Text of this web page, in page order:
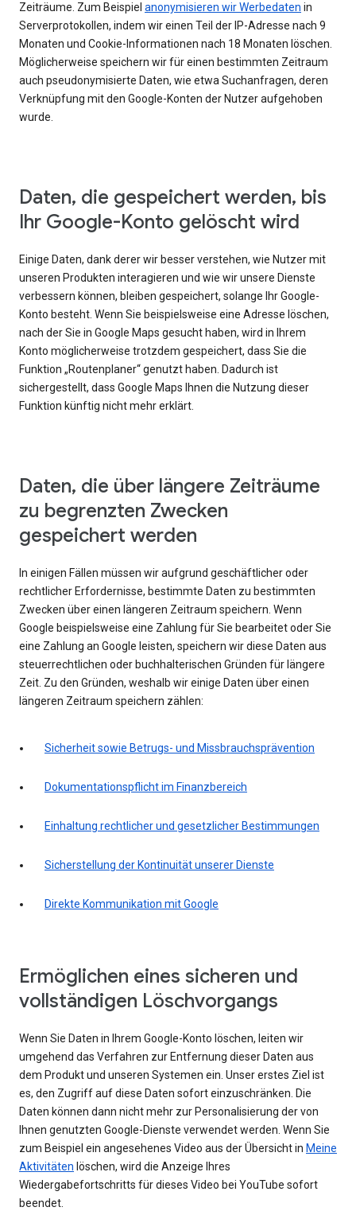
Zeiträume. Zum Beispiel anonymisieren wir Werbedaten in
Serverprotokollen, indem wir einen Teil der IP-Adresse nach 9
Monaten und Cookie-Informationen nach 18 Monaten löschen.
Möglicherweise speichern wir für einen bestimmten Zeitraum
auch pseudonymisierte Daten, wie etwa Suchanfragen, deren
Verknüpfung mit den Google-Konten der Nutzer aufgehoben
wurde.
Daten, die gespeichert werden, bis
Ihr Google-Konto gelöscht wird
Einige Daten, dank derer wir besser verstehen, wie Nutzer mit
unseren Produkten interagieren und wie wir unsere Dienste
verbessern können, bleiben gespeichert, solange Ihr Google-
Konto besteht. Wenn Sie beispielsweise eine Adresse löschen,
nach der Sie in Google Maps gesucht haben, wird in Ihrem
Konto möglicherweise trotzdem gespeichert, dass Sie die
Funktion „Routenplaner“ genutzt haben. Dadurch ist
sichergestellt, dass Google Maps Ihnen die Nutzung dieser
Funktion künftig nicht mehr erklärt.
Daten, die über längere Zeiträume
zu begrenzten Zwecken
gespeichert werden
In einigen Fällen müssen wir aufgrund geschäftlicher oder
rechtlicher Erfordernisse, bestimmte Daten zu bestimmten
Zwecken über einen längeren Zeitraum speichern. Wenn
Google beispielsweise eine Zahlung für Sie bearbeitet oder Sie
eine Zahlung an Google leisten, speichern wir diese Daten aus
steuerrechtlichen oder buchhalterischen Gründen für längere
Zeit. Zu den Gründen, weshalb wir einige Daten über einen
längeren Zeitraum speichern zählen:
Sicherheit sowie Betrugs- und Missbrauchsprävention
Dokumentationspflicht im Finanzbereich
Einhaltung rechtlicher und gesetzlicher Bestimmungen
Sicherstellung der Kontinuität unserer Dienste
Direkte Kommunikation mit Google
Ermöglichen eines sicheren und
vollständigen Löschvorgangs
Wenn Sie Daten in Ihrem Google-Konto löschen, leiten wir
umgehend das Verfahren zur Entfernung dieser Daten aus
dem Produkt und unseren Systemen ein. Unser erstes Ziel ist
es, den Zugriff auf diese Daten sofort einzuschränken. Die
Daten können dann nicht mehr zur Personalisierung der von
Ihnen genutzten Google-Dienste verwendet werden. Wenn Sie
zum Beispiel ein angesehenes Video aus der Übersicht in Meine
Aktivitäten löschen, wird die Anzeige Ihres
Wiedergabefortschritts für dieses Video bei YouTube sofort
beendet.